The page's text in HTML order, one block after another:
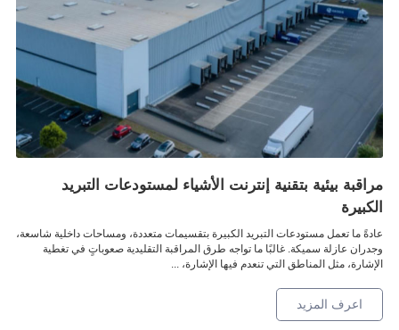
خدمة
اتصل
العربية
مراقبة بيئية بتقنية إنترنت الأشياء لمستودعات التبريد
الكبيرة
عادةً ما تعمل مستودعات التبريد الكبيرة بتقسيمات متعددة، ومساحات داخلية شاسعة،
وجدران عازلة سميكة. غالبًا ما تواجه طرق المراقبة التقليدية صعوباتٍ في تغطية
الإشارة، مثل المناطق التي تنعدم فيها الإشارة، ...
اعرف المزيد